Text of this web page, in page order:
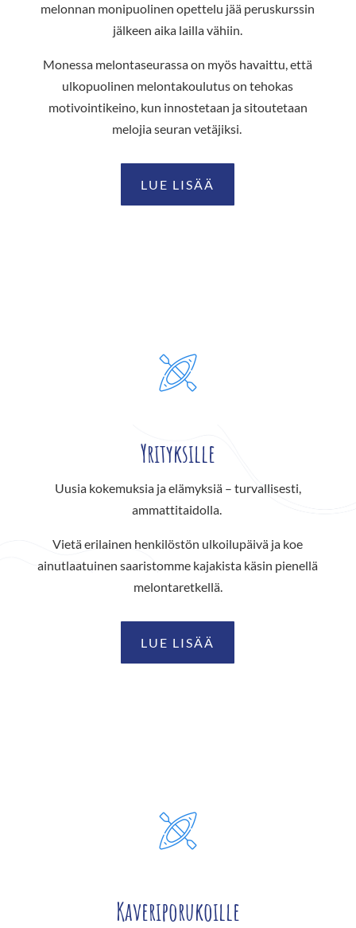
melonnan monipuolinen opettelu jää peruskurssin
jälkeen aika lailla vähiin.
Monessa melontaseurassa on myös havaittu, että
ulkopuolinen melontakoulutus on tehokas
motivointikeino, kun innostetaan ja sitoutetaan
melojia seuran vetäjiksi.
LUE LISÄÄ
Yrityksille
Uusia kokemuksia ja elämyksiä – turvallisesti,
ammattitaidolla.
Vietä erilainen henkilöstön ulkoilupäivä ja koe
ainutlaatuinen saaristomme kajakista käsin pienellä
melontaretkellä.
LUE LISÄÄ
Kaveriporukoille